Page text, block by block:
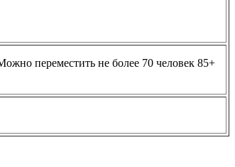
переместить не более 70 человек 85+